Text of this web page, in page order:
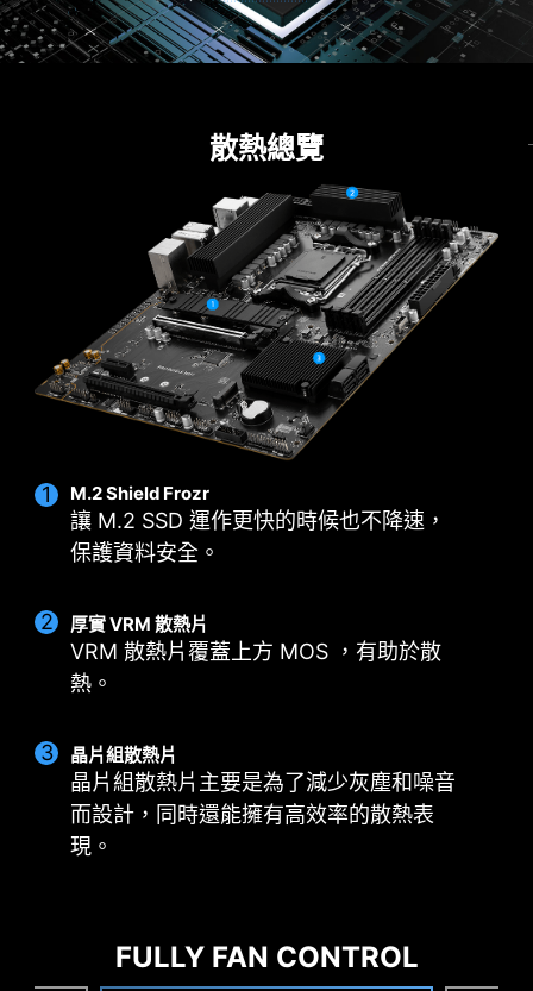
散熱總覽
M.2 Shield Frozr
讓 M.2 SSD 運作更快的時候也不降速，
保護資料安全。
厚實 VRM 散熱片
VRM 散熱片覆蓋上方 MOS ，有助於散
熱。
晶片組散熱片
晶片組散熱片主要是為了減少灰塵和噪音
而設計，同時還能擁有高效率的散熱表
現。
FULLY FAN CONTROL
12+2+1 電源系統
採用12+2+1 數位供電架構的旗艦 VRM 設計，可釋
放並維持最佳性能。PRO B650-S WIFI 結合了雙電
源連接埠和供電模組，為迎接高階處理器的挑戰做
好準備。
12
項數
CORE 電源
DRPS/P-PAK
2
項數
SOC
電源
的風險。
條件。
驅動安裝
一連接到網路，MSI Driver Utility Installer 將自動
檢測並顯示合適的驅動程序和實用程序，您只需點
擊幾下即可下載和安裝。了解更多
* 請確保連接到網路，否則Driver Utility Installer 不會自
動啟動。